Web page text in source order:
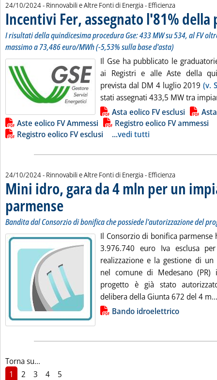
24/10/2024- Rinnovabili e Altre Fonti di Energia - Efficienza
Incentivi Fer, assegnato l'81% della
I risultati della quindicesima procedura Gse: 433 MW su 534, al FV
massimo a 73,486 euro/MWh (-5,53% sulla base d'asta)
Il Gse ha pubblicato le
ai Registri e alle Aste della
prevista dal DM 4 luglio 2019(v.
stati assegnati 433,5 MW tra
Lista allegati PDF alla notiziaAsta eolico FV esclusi
Aste eolico FV Ammessi
Registro eolico FV ammessi
Registro eolico FV esclusi
...vedi tutti
24/10/2024- Rinnovabili e Altre Fonti di Energia - Efficienza
Mini idro, gara da 4 mln per un
parmense . Sottotitolo: Bandita dal Consorzio di bonifica che possiede
. Pubblicata giovedì 24 ottobre 2024 alle 13.9.
Bandita dal Consorzio di bonifica che possiede l'autorizzazione del
Il Consorzio di bonifica parmense
3.976.740 euro Iva esclusa
realizzazione e la gestione di
nel comune di Medesano (PR)
progetto è già stato
delibera della Giunta 672 del 4 m...
Lista allegati PDF alla notiziaBando idroelettrico
Torna su...
1
2 3 4 5